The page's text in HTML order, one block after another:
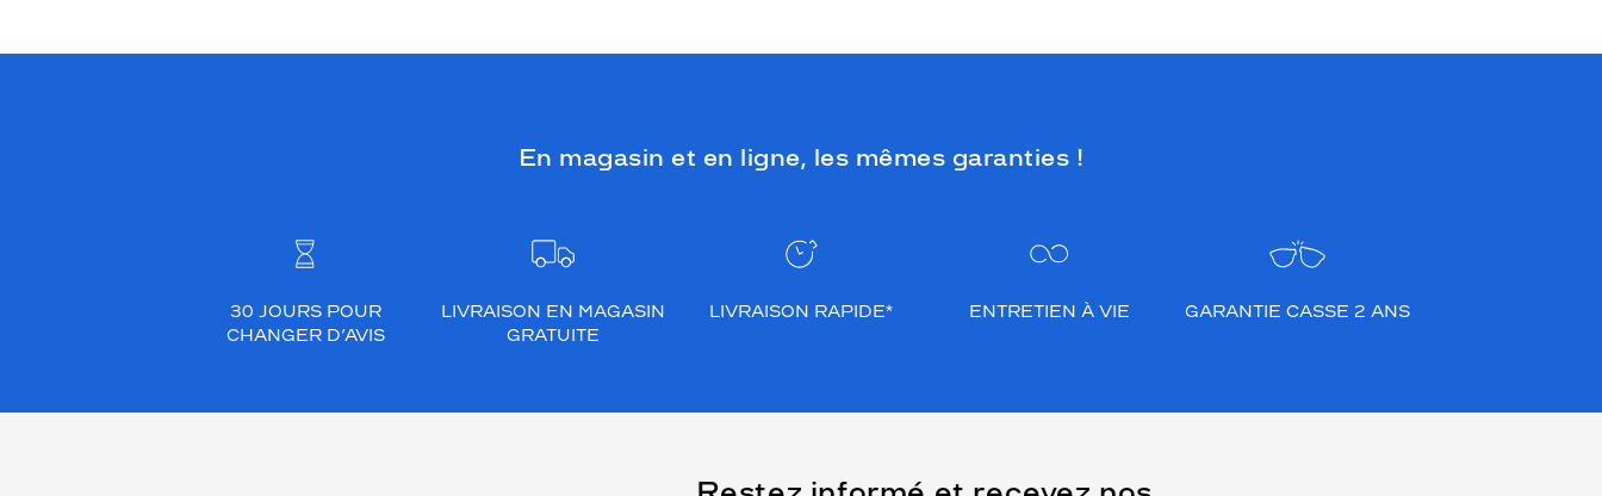
En magasin et en ligne, les mêmes garanties !
30 JOURS POUR
CHANGER D’AVIS
LIVRAISON EN MAGASIN
GRATUITE
LIVRAISON RAPIDE* ENTRETIEN À VIE GARANTIE CASSE 2 ANS
(Ce